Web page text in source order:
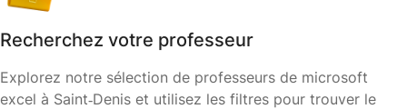
Recherchez votre professeur
Explorez notre sélection de professeurs de microsoft
excel à Saint‑Denis et utilisez les filtres pour trouver le